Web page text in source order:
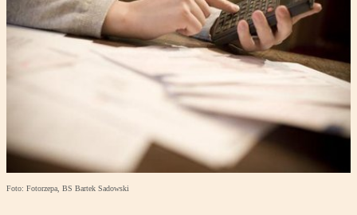
Foto: Fotorzepa, BS Bartek Sadowski